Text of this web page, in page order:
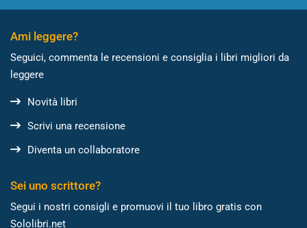
Ami leggere?
Seguici, commenta le recensioni e consiglia i libri migliori da
leggere
Novità libri
Scrivi una recensione
Diventa un collaboratore
Sei uno scrittore?
Segui i nostri consigli e promuovi il tuo libro gratis con
Sololibri.net